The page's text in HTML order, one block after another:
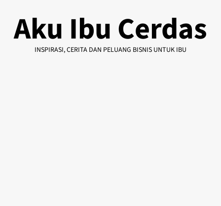
contentAku Ibu Cerdas
INSPIRASI, CERITA DAN PELUANG BISNIS UNTUK IBU